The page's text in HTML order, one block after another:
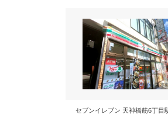
セブンイレブン 天神橋筋6丁目